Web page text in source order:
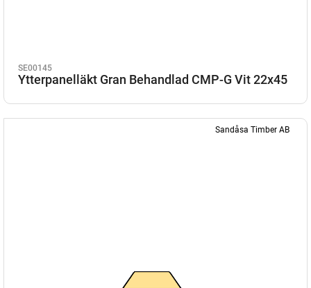
SE00145
Ytterpanelläkt Gran Behandlad CMP-G Vit 22x45
Sandåsa Timber AB